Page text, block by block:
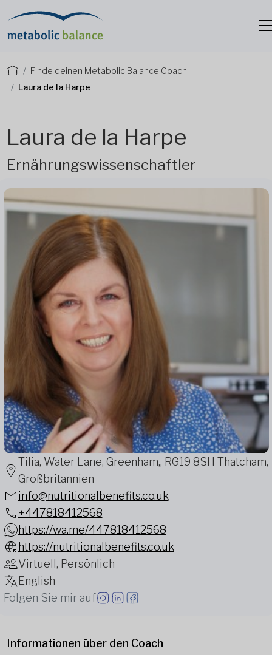
Finde deinen Metabolic Balance Coach
Laura de la Harpe
Laura de la Harpe
Ernährungswissenschaftler
Tilia, Water Lane, Greenham,, RG19 8SH Thatcham,
Großbritannien
info@nutritionalbenefits.co.uk
+447818412568
https://wa.me/447818412568
https://nutritionalbenefits.co.uk
Virtuell, Persönlich
English
Folgen Sie mir auf
Informationen über den Coach